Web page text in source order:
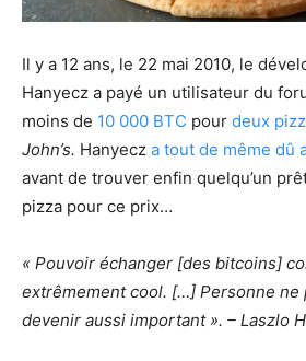
Il y a 12 ans, le 22 mai 2010, le
Hanyecz a payé un utilisateur du
moins de 10 000 BTC pour deux
John’s. Hanyecz a tout de même dû
avant de trouver enfin quelqu’un
pizza pour ce prix…
« Pouvoir échanger [des bitcoins]
extrêmement cool. […] Personne ne
devenir aussi important ». – Laszlo